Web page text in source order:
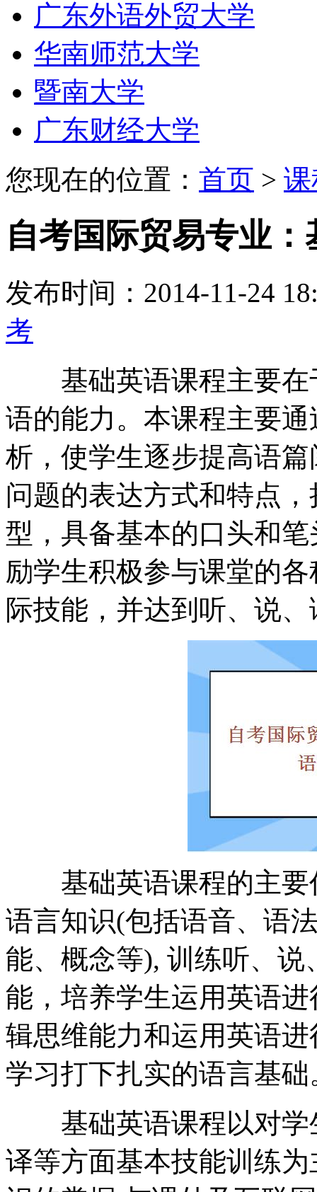
广东外语外贸大学
华南师范大学
暨南大学
广东财经大学
您现在的位置： 首页 >
自考国际贸易专业
发布时间：2014-11-24
考
基础英语课程主要在
语的能力。本课程主要
析，使学生逐步提高语
问题的表达方式和特点
型，具备基本的口头和
励学生积极参与课堂的
际技能，并达到听、说
基础英语课程的主要
语言知识(包括语音、语
能、概念等), 训练听、
能，培养学生运用英语
辑思维能力和运用英语
学习打下扎实的语言基础
基础英语课程以对学
译等方面基本技能训练